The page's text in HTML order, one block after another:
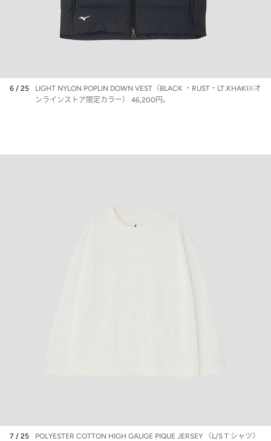
6 / 25
LIGHT NYLON POPLIN DOWN VEST（BLACK ・RUST・LT.KHAKI※オ
ンラインストア限定カラー） 46,200円。
7 / 25
POLYESTER COTTON HIGH GAUGE PIQUE JERSEY 〈L/S T シャツ〉